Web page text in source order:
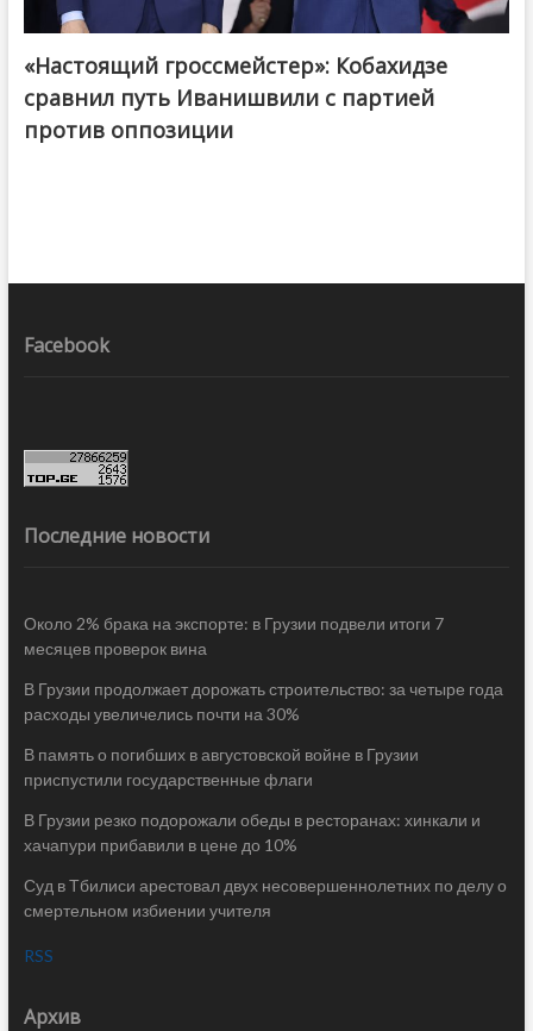
@ქართული ოცნება / Georgian Dream
«Настоящий гроссмейстер»: Кобахидзе
сравнил путь Иванишвили с партией
против оппозиции
Facebook
Последние новости
Около 2% брака на экспорте: в Грузии подвели итоги 7
месяцев проверок вина
В Грузии продолжает дорожать строительство: за четыре года
расходы увеличелись почти на 30%
В память о погибших в августовской войне в Грузии
приспустили государственные флаги
В Грузии резко подорожали обеды в ресторанах: хинкали и
хачапури прибавили в цене до 10%
Суд в Тбилиси арестовал двух несовершеннолетних по делу о
смертельном избиении учителя
RSS
Архив